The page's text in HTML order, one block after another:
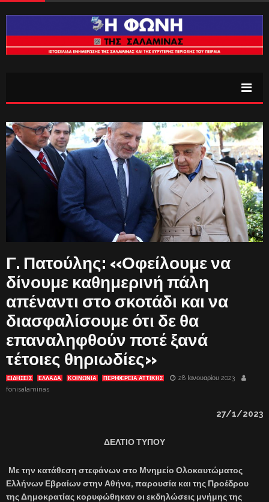
Γ. Πατούλης: «Οφείλουμε να
δίνουμε καθημερινή πάλη
απέναντι στο σκοτάδι και να
διασφαλίσουμε ότι δε θα
επαναληφθούν ποτέ ξανά
τέτοιες θηριωδίες»
ΕΙΔΗΣΕΙΣ ΕΛΛΑΔΑ ΚΟΙΝΩΝΙΑ ΠΕΡΙΦΕΡΕΙΑ ΑΤΤΙΚΗΣ
28 Ιανουαρίου 2023
fonisalaminas
27/1/2023
ΔΕΛΤΙΟ ΤΥΠΟΥ
Με την κατάθεση στεφάνων στο Μνημείο Ολοκαυτώματος
Ελλήνων Εβραίων στην Αθήνα, παρουσία και της Προέδρου
της Δημοκρατίας κορυφώθηκαν οι εκδηλώσεις μνήμης της